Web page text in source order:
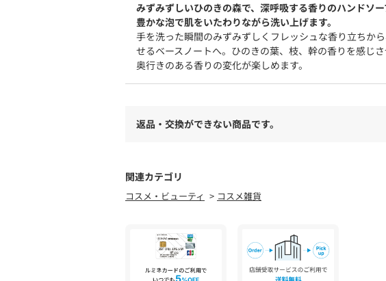
みずみずしいひのきの森で、深呼吸する香りのハンドソー
豊かな泡で肌をいたわりながら洗い上げます。
手を洗った瞬間のみずみずしくフレッシュな香り立ちか
せるベースノートへ。ひのきの葉、枝、幹の香りを感じ
奥行きのある香りの変化が楽しめます。
返品・交換ができない商品です。
関連カテゴリ
コスメ・ビューティ コスメ雑貨